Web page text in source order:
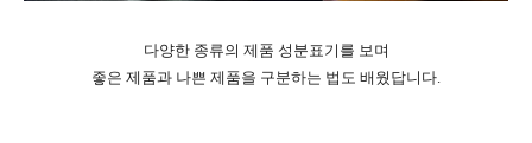
다양한 종류의 제품 성분표기를 보며
좋은 제품과 나쁜 제품을 구분하는 법도 배웠답니다.